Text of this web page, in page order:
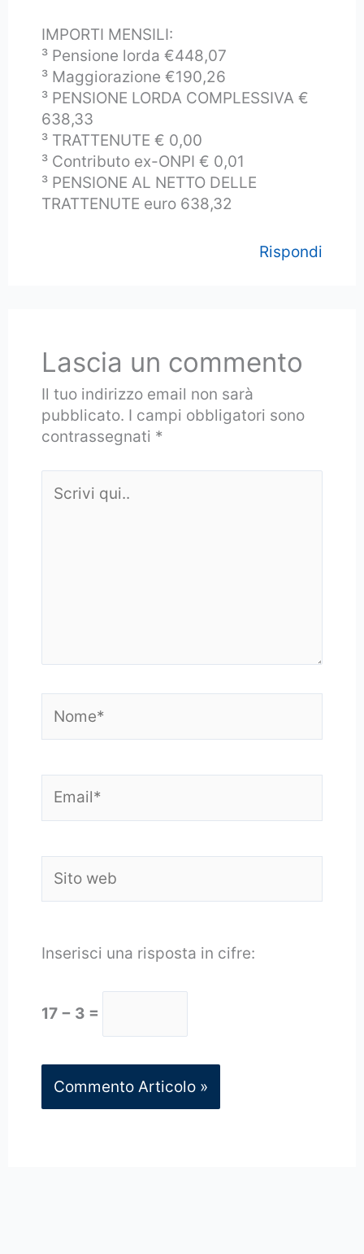
IMPORTI MENSILI:
³ Pensione lorda €448,07
³ Maggiorazione €190,26
³ PENSIONE LORDA COMPLESSIVA €
638,33
³ TRATTENUTE € 0,00
³ Contributo ex-ONPI € 0,01
³ PENSIONE AL NETTO DELLE
TRATTENUTE euro 638,32
Rispondi
Lascia un commento
Il tuo indirizzo email non sarà
pubblicato. I campi obbligatori sono
contrassegnati *
qui..
web
Inserisci una risposta in cifre:
17 − 3 =